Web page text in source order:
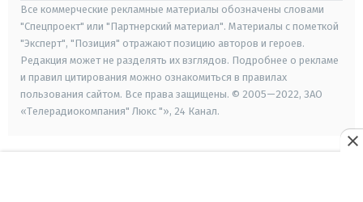
Все коммерческие рекламные материалы обозначены словами
"Спецпроект" или "Партнерский материал". Материалы с пометкой
"Эксперт", "Позиция" отражают позицию авторов и героев.
Редакция может не разделять их взглядов. Подробнее о рекламе
и правил цитирования можно ознакомиться в правилах
пользования сайтом. Все права защищены. © 2005—2022, ЗАО
«Телерадиокомпания" Люкс "», 24 Канал.